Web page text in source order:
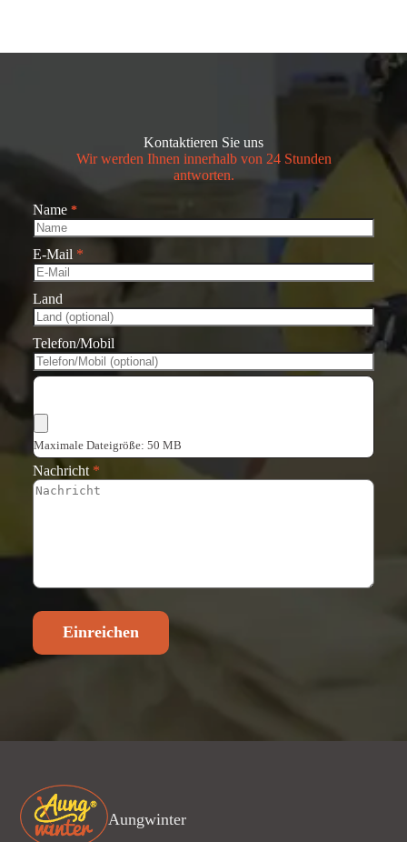
Kontaktieren Sie uns
Wir werden Ihnen innerhalb von 24 Stunden
antworten.
Name *
E-Mail *
Land
Telefon/Mobil
Maximale Dateigröße: 50 MB
Nachricht *
Einreichen
Aungwinter